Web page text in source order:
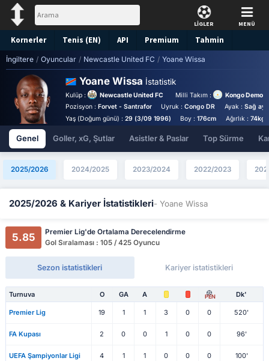
LİGLER MENÜ
Kornerler Tenis (EN) API Premium Tahmin
İngiltere / Oyuncular / Newcastle United FC / Yoane Wissa
Yoane Wissa İstatistik
Kulüp : Newcastle United FC Milli Takım :
Kongo
Pozisyon : Forvet - Santrafor Uyruk :Congo DR Ayak : Sağ
Yaş (Doğum günü) : 29 (3/09 1996) Boy :176cm Ağırlık : 74kg
Genel Goller, xG, Şutlar Asistler & Paslar Top Sürme
2025/2026 2024/2025 2023/2024 2022/2023
2025/2026 & Kariyer İstatistikleri- Yoane Wissa
5.85
Premier Lig'de Ortalama Derecelendirme
Gol Sıralaması : 105 / 425 Oyuncu
Sezon istatistikleri Kariyer istatistikleri
Turnuva O GA A PEN Dk'
Premier Lig 19 1 1 3 0 0 520'
FA Kupası 2 0 0 1 0 0 96'
UEFA Şampiyonlar Ligi 4 1 1 0 0 0 100'